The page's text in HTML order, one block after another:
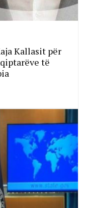
Kallasit për
të